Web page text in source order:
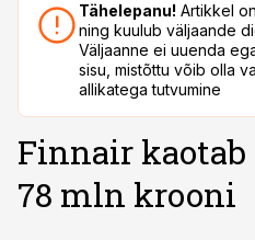
Tähelepanu! Artikkel
ning kuulub väljaande
Väljaanne ei uuenda
sisu, mistõttu võib olla
allikatega tutvumine
Finnair
78 mln krooni